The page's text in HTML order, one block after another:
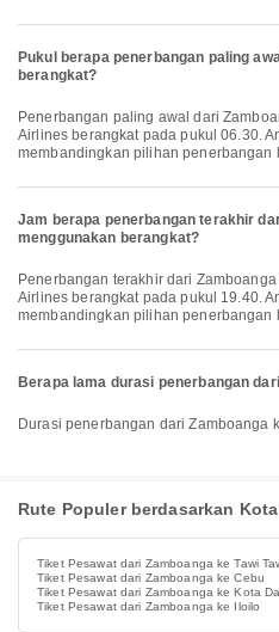
Pukul berapa penerbangan paling
berangkat?
Penerbangan paling awal dari Zamboanga ke Manila dengan Philippine
Airlines berangkat pada pukul 06.30.
membandingkan pilihan penerbangan
Jam berapa penerbangan terakhir
menggunakan berangkat?
Penerbangan terakhir dari Zamboanga ke Manila dengan Philippine
Airlines berangkat pada pukul 19.40.
membandingkan pilihan penerbangan
Berapa lama durasi penerbangan
Durasi penerbangan dari
Rute Populer berdasarkan
Tiket Pesawat dari Zamboanga ke Tawi
Tiket Pesawat dari Zamboanga ke Cebu
Tiket Pesawat dari Zamboanga ke Kota
Tiket Pesawat dari Zamboanga ke Iloilo